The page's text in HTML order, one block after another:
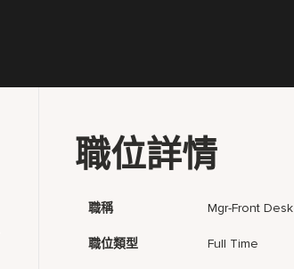
職位詳情
職稱 Mgr-Front Desk
職位類型 Full Time